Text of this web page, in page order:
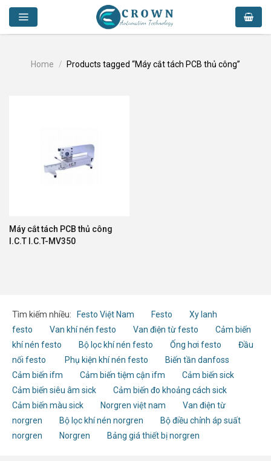
Skip
content
Home / Products tagged “Máy cắt tách PCB thủ công”
Máy cắt tách PCB thủ công
I.C.T I.C.T-MV350
Tìm kiếm nhiều: Festo Việt Nam Festo
Xy lanh
festo
Van khí nén festo Van điện từ festo
Cảm biến
khí nén festo
Bộ lọc khí nén festo Ống hơi festo
Đầu
nối festo
Phụ kiện khí nén festo
Biến tần danfoss
Cảm biến ifm
Cảm biến tiệm cận ifm
Cảm biến sick
Cảm biến siêu âm sick
Cảm biến đo khoảng cách sick
Cảm biến màu sick
Norgren việt nam
Van điện từ
norgren
Bộ lọc khí nén norgren
Bộ điều chỉnh áp suất
norgren
Norgren Bảng giá thiết bị norgren